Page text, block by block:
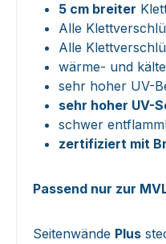
5 cm breiter
Alle
Alle
wärme- und
sehr hoher UV-
sehr hoher UV-
schwer
zertifiziert mit
Passend nur zur
Seitenwände Plus